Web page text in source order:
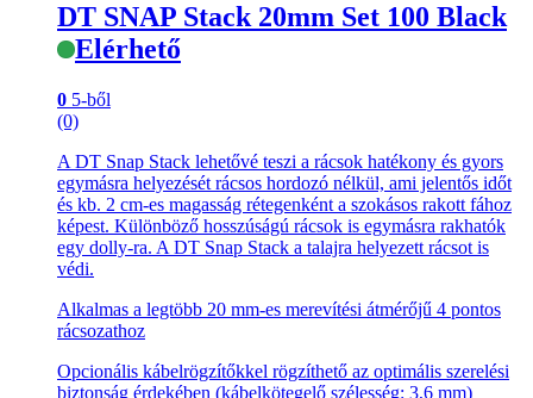
DT SNAP Stack 20mm Set 100 Black
Elérhető
0 5-ből
(0)
A DT Snap Stack lehetővé teszi a rácsok hatékony és gyors
egymásra helyezését rácsos hordozó nélkül, ami jelentős időt
és kb. 2 cm-es magasság rétegenként a szokásos rakott fához
képest. Különböző hosszúságú rácsok is egymásra rakhatók
egy dolly-ra. A DT Snap Stack a talajra helyezett rácsot is
védi.
Alkalmas a legtöbb 20 mm-es merevítési átmérőjű 4 pontos
rácsozathoz
Opcionális kábelrögzítőkkel rögzíthető az optimális szerelési
biztonság érdekében (kábelkötegelő szélesség: 3,6 mm)